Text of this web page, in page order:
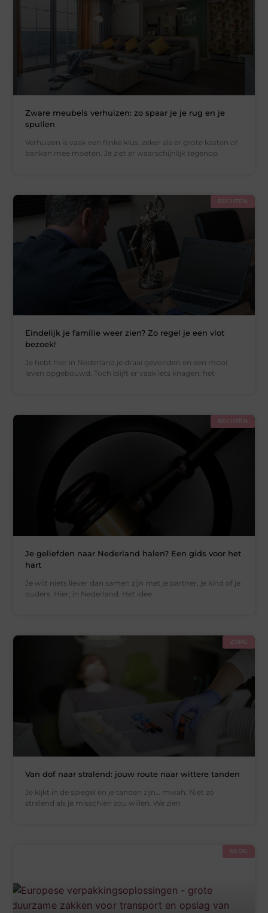
Zware meubels verhuizen: zo spaar je je rug en je
spullen
Verhuizen is vaak een flinke klus, zeker als er grote kasten of
banken mee moeten. Je ziet er waarschijnlijk tegenop
RECHTEN
Eindelijk je familie weer zien? Zo regel je een vlot
bezoek!
Je hebt hier in Nederland je draai gevonden en een mooi
leven opgebouwd. Toch blijft er vaak iets knagen: het
RECHTEN
Je geliefden naar Nederland halen? Een gids voor het
hart
Je wilt niets liever dan samen zijn met je partner, je kind of je
ouders. Hier, in Nederland. Het idee
ZORG
Van dof naar stralend: jouw route naar wittere tanden
Je kijkt in de spiegel en je tanden zijn… mwah. Niet zo
stralend als je misschien zou willen. We zien
BLOG